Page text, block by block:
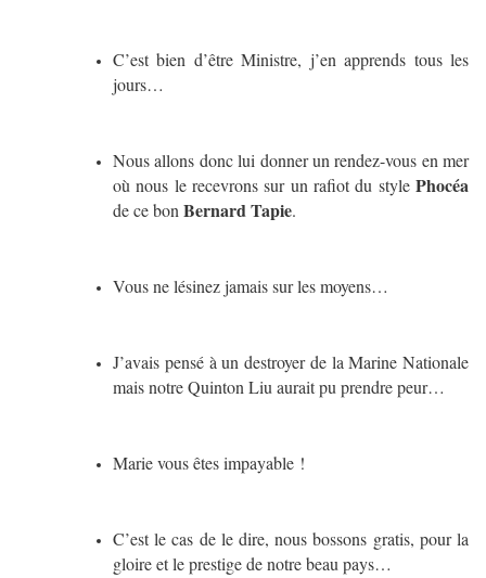
C’est bien d’être Ministre, j’en apprends tous les
jours…
Nous allons donc lui donner un rendez-vous en mer
où nous le recevrons sur un rafiot du style Phocéa
de ce bon Bernard Tapie.
Vous ne lésinez jamais sur les moyens…
J’avais pensé à un destroyer de la Marine Nationale
mais notre Quinton Liu aurait pu prendre peur…
Marie vous êtes impayable !
C’est le cas de le dire, nous bossons gratis, pour la
gloire et le prestige de notre beau pays…